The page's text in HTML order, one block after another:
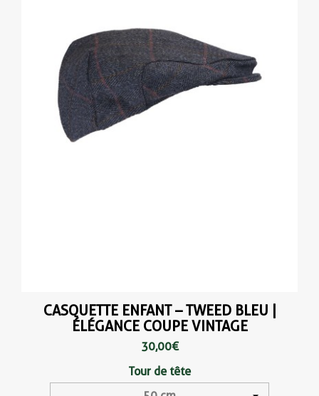
CASQUETTE ENFANT – TWEED BLEU |
ÉLÉGANCE COUPE VINTAGE
30,00 €
Tour de tête